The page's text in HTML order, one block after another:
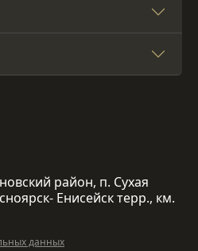
район, п. Сухая
Енисейск терр., км.
данных